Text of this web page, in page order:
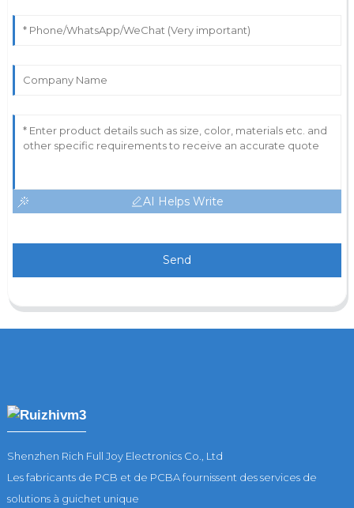
AI Helps Write
Send
Shenzhen Rich Full Joy Electronics Co., Ltd
Les fabricants de PCB et de PCBA fournissent des services de
solutions à guichet unique